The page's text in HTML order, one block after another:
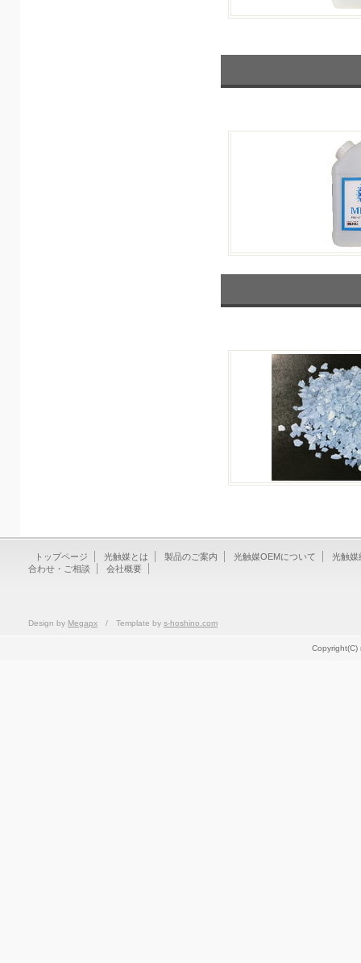
Design by Megapx / Template by s-hoshino.com
トップページ 光触媒とは 製品のご案内 光触媒OEMについて
光触媒
合わせ・ご相談
会社概要